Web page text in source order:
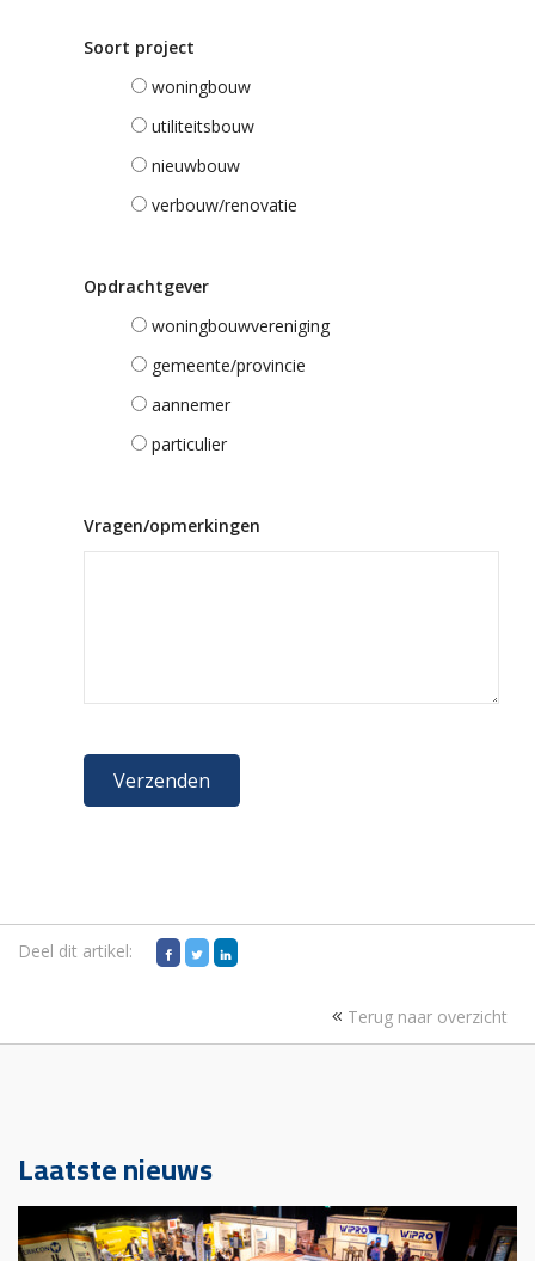
Soort project
woningbouw
utiliteitsbouw
nieuwbouw
verbouw/renovatie
Opdrachtgever
woningbouwvereniging
gemeente/provincie
aannemer
particulier
Vragen/opmerkingen
Deel dit artikel:
Terug naar overzicht
Laatste nieuws